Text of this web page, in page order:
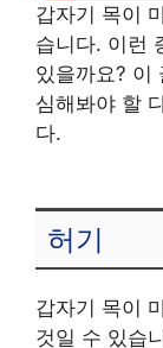
갑자기 목이
습니다. 이런
있을까요? 이
심해봐야 할
다.
허기
갑자기 목이
것일 수 있습